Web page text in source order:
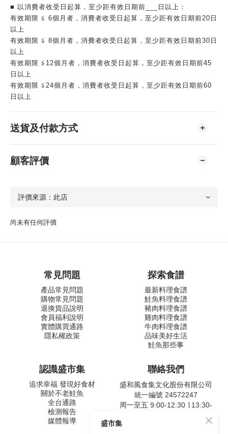
■ 以消費者收受日起算，至少距有效日期前___日以上：
有效期限 ≦ 6個月者，消費者收受日起算，至少距有效日期前20日
以上
有效期限 ≦ 8個月者，消費者收受日起算，至少距有效日期前30日
以上
有效期限 ≦12個月者，消費者收受日起算，至少距有效日期前45
日以上
有效期限 ≦24個月者，消費者收受日起算，至少距有效日期前60
日以上
送貨及付款方式
顧客評價
尚未有任何評價
常見問題
產品常見問題
購物常見問題
退換貨品說明
會員福利說明
實體購買通路
隱私權政策
探索食譜
最新料理食譜
鮭魚料理食譜
豬肉料理食譜
雞肉料理食譜
牛肉料理食譜
品味美好生活
鮭魚那些事
認識盛市集
追求幸福 發現好食材
關於不老鮭魚
全台通路
檢測報告
媒體報導
聯絡我們
盛和風食集文化股份有限公司
統一編號 24572247
周一至五 9:00-12:30 ∣ 13:30-
客服專線：02-2795-5800
盛市集